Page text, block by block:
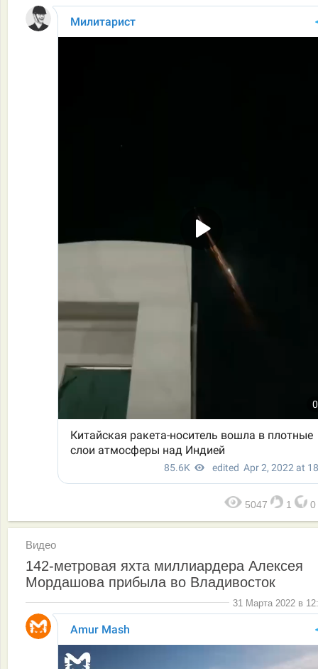
5047 1 0
Видео
142-метровая яхта миллиардера Алексея
Мордашова прибыла во Владивосток
31 Марта 2022 в